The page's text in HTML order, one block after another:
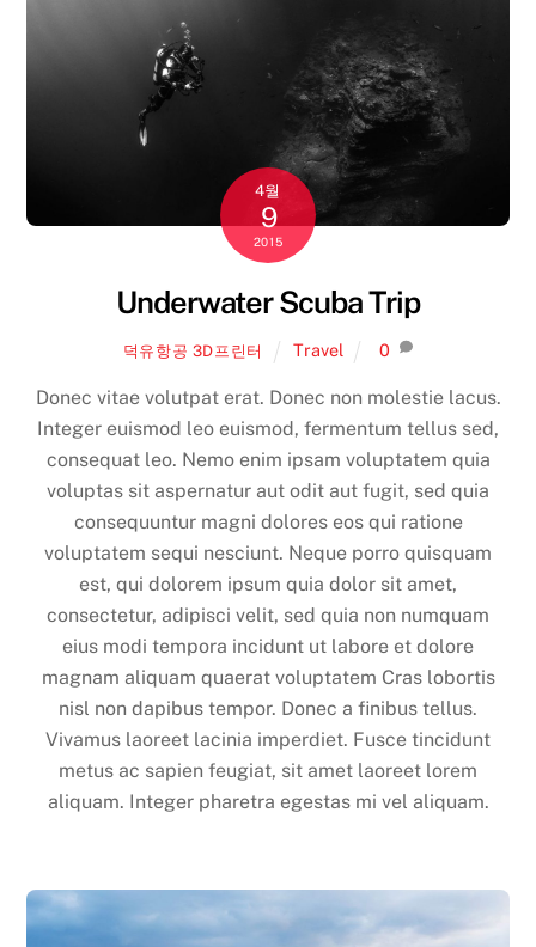
4월
9
2015
Underwater Scuba Trip
덕유항공 3D프린터 Travel 0
Donec vitae volutpat erat. Donec non molestie lacus.
Integer euismod leo euismod, fermentum tellus sed,
consequat leo. Nemo enim ipsam voluptatem quia
voluptas sit aspernatur aut odit aut fugit, sed quia
consequuntur magni dolores eos qui ratione
voluptatem sequi nesciunt. Neque porro quisquam
est, qui dolorem ipsum quia dolor sit amet,
consectetur, adipisci velit, sed quia non numquam
eius modi tempora incidunt ut labore et dolore
magnam aliquam quaerat voluptatem Cras lobortis
nisl non dapibus tempor. Donec a finibus tellus.
Vivamus laoreet lacinia imperdiet. Fusce tincidunt
metus ac sapien feugiat, sit amet laoreet lorem
aliquam. Integer pharetra egestas mi vel aliquam.